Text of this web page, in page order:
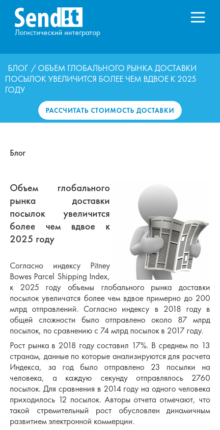
Логистический интегратор
БЛОГ / ОБЪЕМ ГЛОБАЛЬНОГО РЫНКА ДОСТАВКИ
ПОСЫЛОК УВЕЛИЧИТСЯ БОЛЕЕ ЧЕМ ВДВОЕ К 2025
ГОДУ
РАССЧИТАТЬ СТОИМОСТЬ ДОСТАВКИ
Блог
Объем глобального
рынка доставки
посылок увеличится
более чем вдвое к
2025 году
Согласно индексу Pitney
Bowes Parcel Shipping Index,
к 2025 году объемы глобального рынка доставки
посылок увеличатся более чем вдвое примерно до 200
млрд отправлений. Согласно индексу в 2018 году в
общей сложности было отправлено около 87 млрд
посылок, по сравнению с 74 млрд посылок в 2017 году.
Рост рынка в 2018 году составил 17%. В среднем по 13
странам, данные по которые анализируются для расчета
Индекса, за год было отправлено 23 посылки на
человека, а каждую секунду отправлялось 2760
посылок. Для сравнения в 2014 году на одного человека
приходилось 12 посылок. Авторы отчета отмечают, что
такой стремительный рост обусловлен динамичным
развитием электронной коммерции.